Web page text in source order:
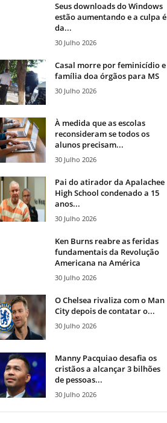
Seus downloads do Windows
estão aumentando e a culpa é
da...
30 Julho 2026
Casal morre por feminicídio e
família doa órgãos para MS
30 Julho 2026
À medida que as escolas
reconsideram se todos os
alunos precisam...
30 Julho 2026
Pai do atirador da Apalachee
High School condenado a 15
anos...
30 Julho 2026
Ken Burns reabre as feridas
fundamentais da Revolução
Americana na América
30 Julho 2026
O Chelsea rivaliza com o Man
City depois de contatar o...
30 Julho 2026
Manny Pacquiao desafia os
cristãos a alcançar 3 bilhões
de pessoas...
30 Julho 2026